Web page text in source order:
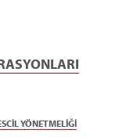
YÖNETMELİĞİ